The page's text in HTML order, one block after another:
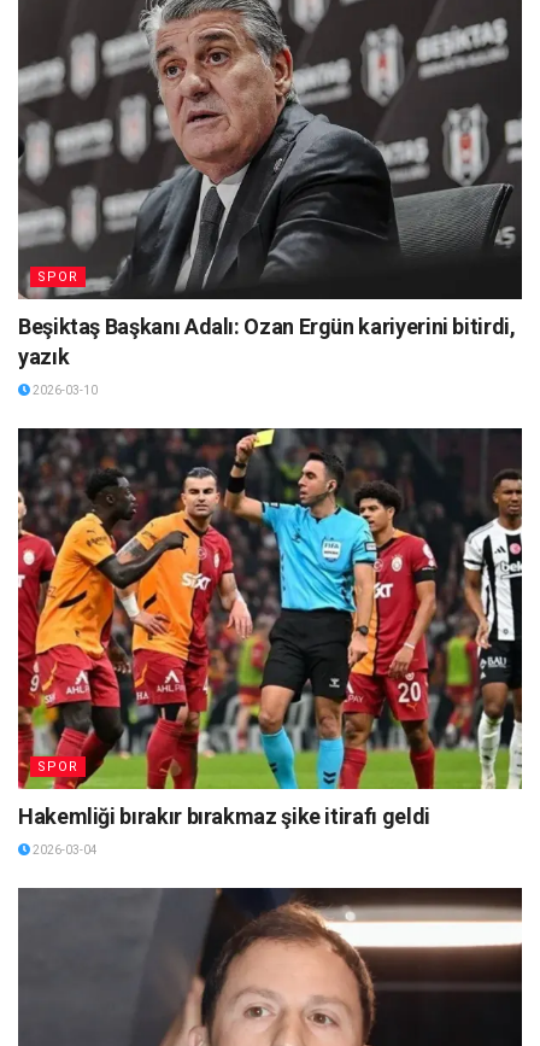
SPOR
Beşiktaş Başkanı Adalı: Ozan Ergün kariyerini bitirdi,
yazık
2026-03-10
SPOR
Hakemliği bırakır bırakmaz şike itirafı geldi
2026-03-04